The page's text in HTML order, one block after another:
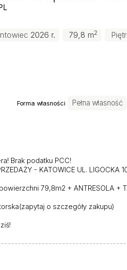
2026 r. 79,8 m2
Forma własności Pełna własność
Brak podatku PCC!
- KATOWICE UL. LIGOCKA
79,8m2 + ANTRESOLA +
o szczegóły zakupu)